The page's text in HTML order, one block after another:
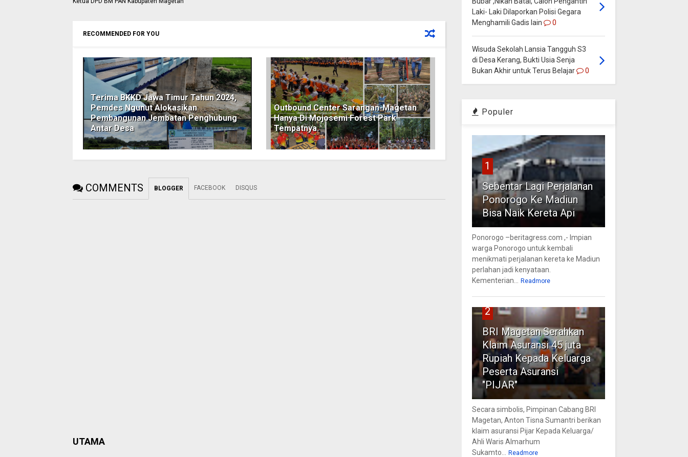
RECOMMENDED FOR YOU
Terima BKKD Jawa Timur Tahun 2024,
Pemdes Ngunut Alokasikan
Pembangunan Jembatan Penghubung
Antar Desa
Outbound Center Sarangan-Magetan
Hanya Di Mojosemi Forest Park
Tempatnya.
COMMENTS BLOGGER FACEBOOK DISQUS
UTAMA
Laki- Laki Dilaporkan Polisi Gegara
Menghamili Gadis lain
0
Wisuda Sekolah Lansia Tangguh S3
di Desa Kerang, Bukti Usia Senja
Bukan Akhir untuk Terus Belajar
0
Populer
1
Sebentar Lagi Perjalanan
Ponorogo Ke Madiun
Bisa Naik Kereta Api
Ponorogo –beritagress.com ,- Impian
warga Ponorogo untuk kembali
menikmati perjalanan kereta ke Madiun
perlahan jadi kenyataan.
Kementerian...
Readmore
2
BRI Magetan Serahkan
Klaim Asuransi 45 juta
Rupiah Kepada Keluarga
Peserta Asuransi
"PIJAR"
Secara simbolis, Pimpinan Cabang BRI
Magetan, Anton Tisna Sumantri berikan
klaim asuransi Pijar Kepada Keluarga/
Ahli Waris Almarhum
Sukamto...
Readmore